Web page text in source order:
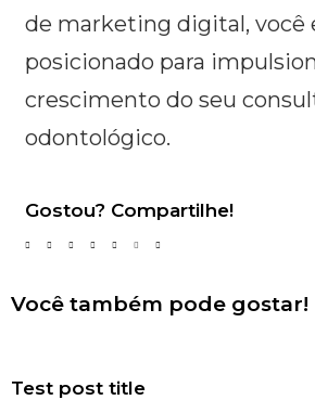
de marketing digital, você
posicionado para
crescimento do seu
odontológico.
Gostou? Compartilhe!
Você também pode gostar!
Test post title